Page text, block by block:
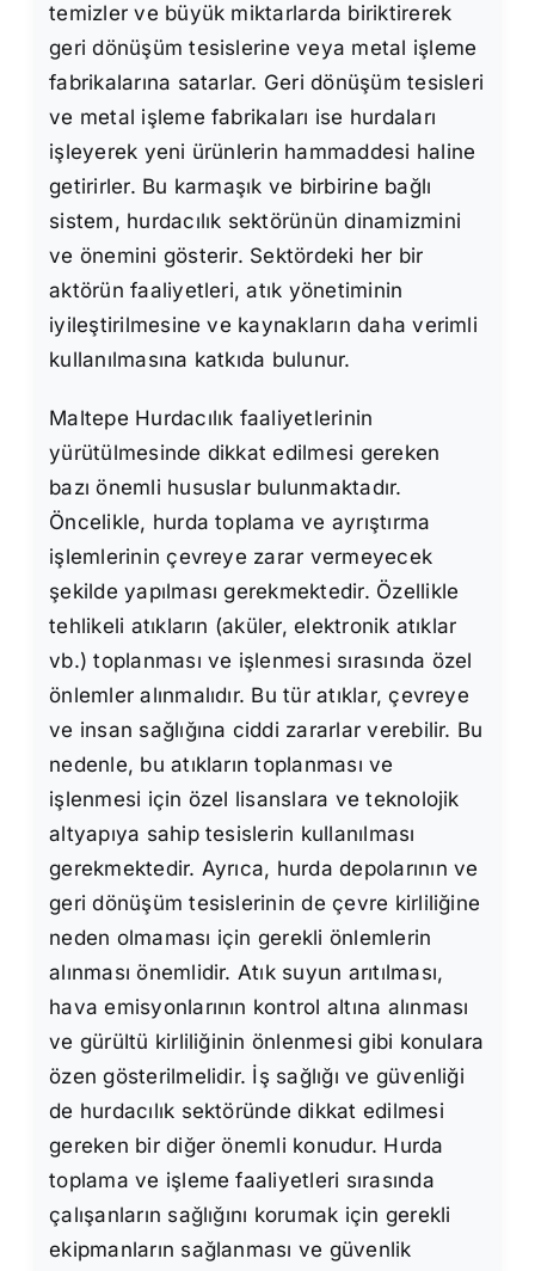
temizler ve büyük miktarlarda biriktirerek
geri dönüşüm tesislerine veya metal işleme
fabrikalarına satarlar. Geri dönüşüm tesisleri
ve metal işleme fabrikaları ise hurdaları
işleyerek yeni ürünlerin hammaddesi haline
getirirler. Bu karmaşık ve birbirine bağlı
sistem, hurdacılık sektörünün dinamizmini
ve önemini gösterir. Sektördeki her bir
aktörün faaliyetleri, atık yönetiminin
iyileştirilmesine ve kaynakların daha verimli
kullanılmasına katkıda bulunur.
Maltepe Hurdacılık faaliyetlerinin
yürütülmesinde dikkat edilmesi gereken
bazı önemli hususlar bulunmaktadır.
Öncelikle, hurda toplama ve ayrıştırma
işlemlerinin çevreye zarar vermeyecek
şekilde yapılması gerekmektedir. Özellikle
tehlikeli atıkların (aküler, elektronik atıklar
vb.) toplanması ve işlenmesi sırasında özel
önlemler alınmalıdır. Bu tür atıklar, çevreye
ve insan sağlığına ciddi zararlar verebilir. Bu
nedenle, bu atıkların toplanması ve
işlenmesi için özel lisanslara ve teknolojik
altyapıya sahip tesislerin kullanılması
gerekmektedir. Ayrıca, hurda depolarının ve
geri dönüşüm tesislerinin de çevre kirliliğine
neden olmaması için gerekli önlemlerin
alınması önemlidir. Atık suyun arıtılması,
hava emisyonlarının kontrol altına alınması
ve gürültü kirliliğinin önlenmesi gibi konulara
özen gösterilmelidir. İş sağlığı ve güvenliği
de hurdacılık sektöründe dikkat edilmesi
gereken bir diğer önemli konudur. Hurda
toplama ve işleme faaliyetleri sırasında
çalışanların sağlığını korumak için gerekli
ekipmanların sağlanması ve güvenlik